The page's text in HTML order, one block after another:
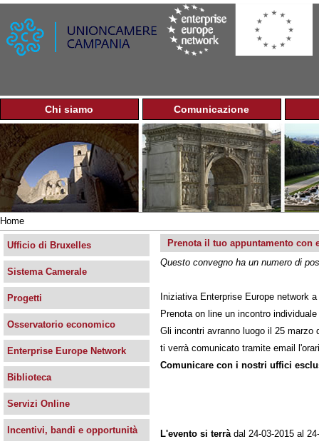
Jump to navigation
M
e
n
u
p
r
n
c
p
a
e
Chi siamo Comunicazione
Tu
sei
qui
Home
Prenota il tuo appuntamento
Questo convegno ha un numero di
Iniziativa Enterprise Europe network
Prenota on line un incontro
Gli incontri avranno luogo il 25
ti verrà comunicato tramite email
Comunicare con i nostri uffici
L'evento si terrà dal 24-03-2015 al
Ufficio di Bruxelles
Sistema Camerale
Progetti
Osservatorio economico
Enterprise Europe Network
Biblioteca
Servizi Online
Incentivi, bandi e opportunità